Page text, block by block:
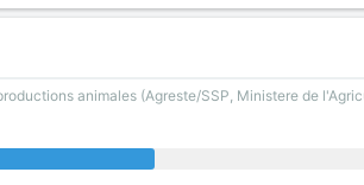
animales (Agreste/SSP, Ministere de